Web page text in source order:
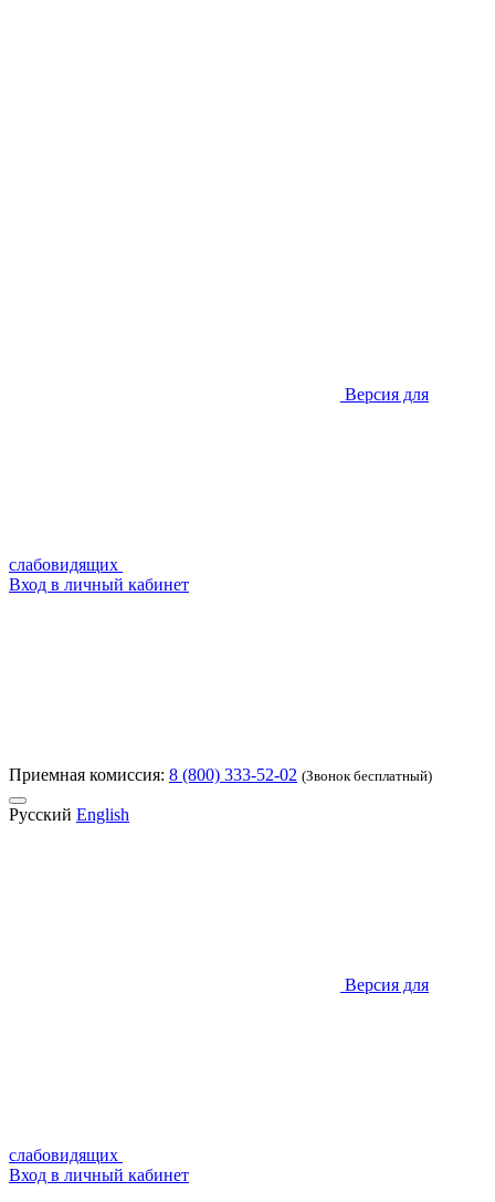
Версия для
слабовидящих
Вход в личный кабинет
Приемная комиссия: 8 (800) 333-52-02 (Звонок бесплатный)
Русский English
Версия для
слабовидящих
Вход в личный кабинет